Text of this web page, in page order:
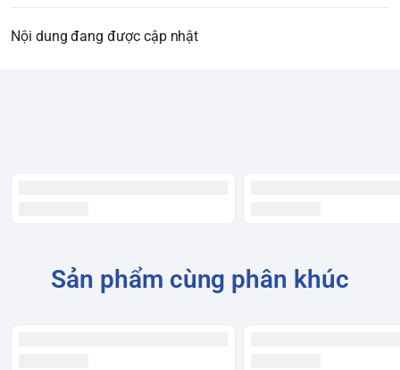
Nội dung đang được cập nhật
Sản phẩm cùng phân khúc